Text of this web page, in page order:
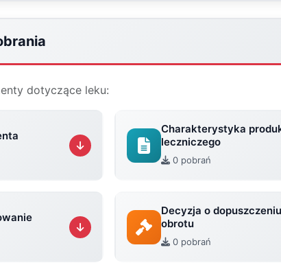
dotyczące leku:
Charakterystyka
leczniczego
0 pobrań
Decyzja o
obrotu
0 pobrań